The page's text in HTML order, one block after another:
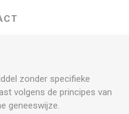
zonder specifieke
volgens de principes van
geneeswijze.